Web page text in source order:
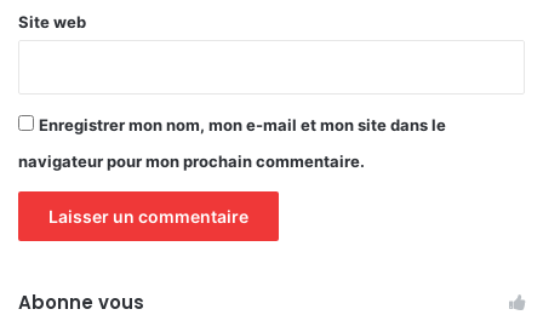
Site web
Enregistrer mon nom, mon e-mail et mon site dans le
navigateur pour mon prochain commentaire.
Abonne vous